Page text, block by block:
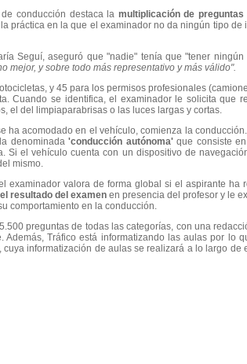
conducción destaca la multiplicación de preguntas
práctica en la que el examinador no da ningún tipo
Seguí, aseguró que "nadie" tenía que "tener
mejor, y sobre todo más representativo y más válido".
y 45 para los permisos profesionales
Cuando se identifica, el examinador le solicita que
el del limpiaparabrisas o las luces largas y cortas.
ha acomodado en el vehículo, comienza la
denominada'conducción autónoma'que consiste
el vehículo cuenta con un dispositivo de
mismo.
examinador valora de forma global si el aspirante ha
resultado del examen en presencia del profesor y le
comportamiento en la conducción.
preguntas de todas las categorías, con una
Tráfico está informatizando las aulas por lo
informatización de aulas se realizará a lo largo de